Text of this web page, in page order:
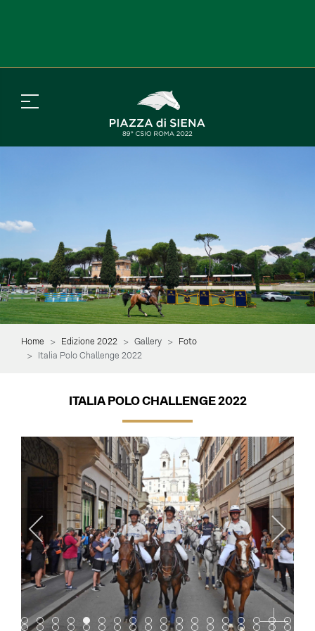
Home Edizione 2022 Gallery
Foto
Italia Polo Challenge 2022
ITALIA POLO CHALLENGE 2022
Item 0Item 1Item 2Item 3Item 4Item 5Item 6Item 7Item 8Item 9Item 10
Item 11Item 12Item 13Item 14Item 15
Item 16Item